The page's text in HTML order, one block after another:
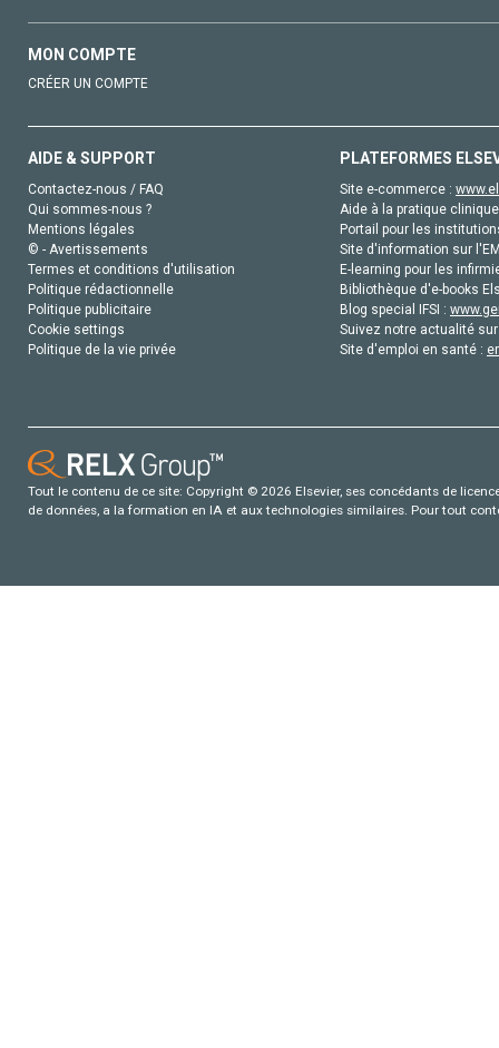
MON COMPTE
CRÉER UN COMPTE
AIDE & SUPPORT
Contactez-nous / FAQ
Qui sommes-nous ?
Mentions légales
© - Avertissements
Termes et conditions d'utilisation
Politique rédactionnelle
Politique publicitaire
Cookie settings
Politique de la vie privée
PLATEFORMES
Site e-commerce :
Aide à la pratique
Portail pour les
Site d'information sur
E-learning pour les
Bibliothèque d'e-books
Blog special IFSI :
Suivez notre actualité
Site d'emploi en santé :
Tout le contenu de ce site: Copyright © 2026 Elsevier, ses concédants de
de données, a la formation en IA et aux technologies similaires. Pour tout